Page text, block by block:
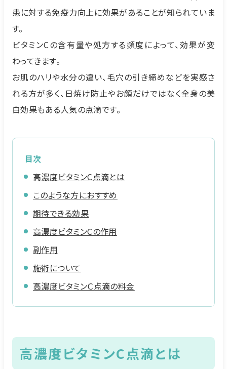
患に対する免疫力向上に効果があることが知られていま
す。
ビタミンCの含有量や処方する頻度によって、効果が変
わってきます。
お肌のハリや⽔分の違い、⽑⽳の引き締めなどを実感さ
れる方が多く、⽇焼け防⽌やお顔だけではなく全身の美
白効果もある⼈気の点滴です。
目次
高濃度ビタミンC点滴とは
このような方におすすめ
期待できる効果
高濃度ビタミンCの作用
副作用
施術について
高濃度ビタミンＣ点滴の料金
高濃度ビタミンC点滴とは